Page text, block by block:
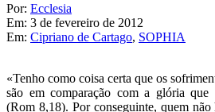
Por: Ecclesia
Em: 3 de fevereiro de 2012
Em: Cipriano de Cartago, SOPHIA
«Tenho como coisa certa que os
são em comparação com a glória que
(Rom 8,18). Por conseguinte, quem não